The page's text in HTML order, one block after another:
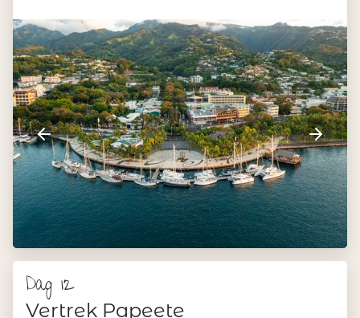
Dag 12
Vertrek Papeete
Je islandhopping avontuur zit erop. Je wordt op het juiste
tijdstip opgehaald en naar de luchthaven gebracht voor je
vlucht terug naar Nederland.